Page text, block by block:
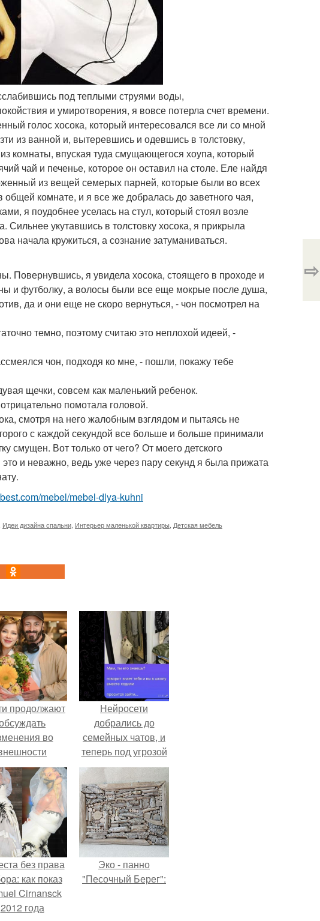
под теплыми струями воды,
и умиротворения, я вовсе потерла счет времени.
голос хосока, который интересовался все ли со мной
из ванной и, вытеревшись и одевшись в толстовку,
комнаты, впуская туда смущающегося хоупа, который
чай и печенье, которое он оставил на столе. Еле найдя
из вещей семерых парней, которые были во всех
комнате, и я все же добралась до заветного чая,
я поудобнее уселась на стул, который стоял возле
Сильнее укутавшись в толстовку хосока, я прикрыла
начала кружиться, а сознание затуманиваться.
Повернувшись, я увидела хосока, стоящего в проходе и
и футболку, а волосы были все еще мокрые после душа,
да и они еще не скоро вернуться, - чон посмотрел на
темно, поэтому считаю это неплохой идеей, -
чон, подходя ко мне, - пошли, покажу тебе
щечки, совсем как маленький ребенок.
помотала головой.
смотря на него жалобным взглядом и пытаясь не
с каждой секундой все больше и больше принимали
смущен. Вот только от чего? От моего детского
и неважно, ведь уже через пару секунд я была прижата
mebel/mebel-dlya-kuhni
Идеи дизайна спальни Интерьер маленькой квартиры Детская мебель
⇨
продолжают
во
актрисы.
Нейросети
добрались до
семейных чатов, и
теперь под угрозой
мамины нервы.
без права
как показ
Cirnansck
2012 года
Эко - панно
"Песочный Берег":